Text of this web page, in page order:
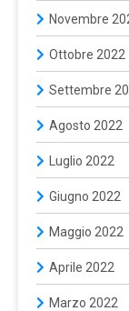
Novembre
Ottobre 2022
Settembre
Agosto 2022
Luglio 2022
Giugno 2022
Maggio 2022
Aprile 2022
Marzo 2022